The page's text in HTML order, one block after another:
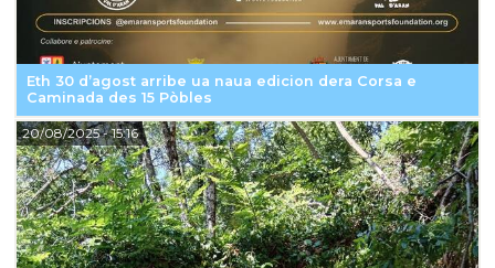
Eth 30 d’agost arribe ua naua edicion dera Corsa e
Caminada des 15 Pòbles
20/08/2025- 15:16